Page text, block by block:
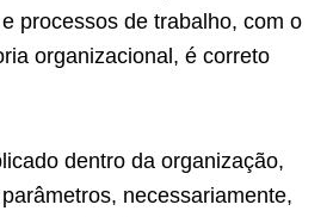
processos de trabalho, com o
organizacional, é correto
dentro da organização,
necessariamente,